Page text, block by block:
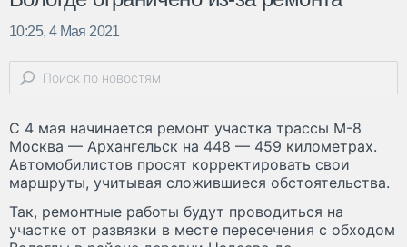
10:25, 4 Мая 2021
С 4 мая начинается ремонт участка трассы М-8
Москва — Архангельск на 448 — 459 километрах.
Автомобилистов просят корректировать свои
маршруты, учитывая сложившиеся обстоятельства.
Так, ремонтные работы будут проводиться на
участке от развязки в месте пересечения с обходом